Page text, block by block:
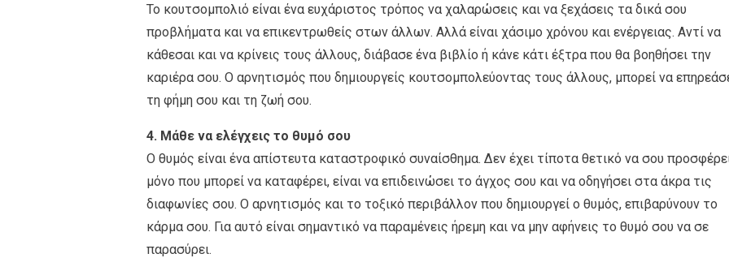
Το κουτσομπολιό είναι ένα ευχάριστος τρόπος να χαλαρώσεις και να ξεχάσεις τα δικά σου
προβλήματα και να επικεντρωθείς στων άλλων. Αλλά είναι χάσιμο χρόνου και ενέργειας. Αντί να
κάθεσαι και να κρίνεις τους άλλους, διάβασε ένα βιβλίο ή κάνε κάτι έξτρα που θα βοηθήσει την
καριέρα σου. Ο αρνητισμός που δημιουργείς κουτσομπολεύοντας τους άλλους, μπορεί να
τη φήμη σου και τη ζωή σου.
4. Μάθε να ελέγχεις το θυμό σου
Ο θυμός είναι ένα απίστευτα καταστροφικό συναίσθημα. Δεν έχει τίποτα θετικό να σου
μόνο που μπορεί να καταφέρει, είναι να επιδεινώσει το άγχος σου και να οδηγήσει στα άκρα τις
διαφωνίες σου. Ο αρνητισμός και το τοξικό περιβάλλον που δημιουργεί ο θυμός, επιβαρύνουν το
κάρμα σου. Για αυτό είναι σημαντικό να παραμένεις ήρεμη και να μην αφήνεις το θυμό σου να σε
παρασύρει.